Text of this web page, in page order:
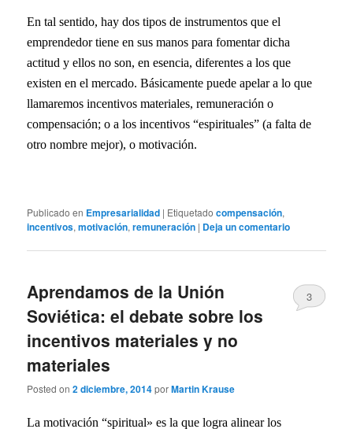
En tal sentido, hay dos tipos de instrumentos que el
emprendedor tiene en sus manos para fomentar dicha
actitud y ellos no son, en esencia, diferentes a los que
existen en el mercado. Básicamente puede apelar a lo que
llamaremos incentivos materiales, remuneración o
compensación; o a los incentivos “espirituales” (a falta de
otro nombre mejor), o motivación.
Publicado en Empresarialidad | Etiquetado compensación,
incentivos,motivación,remuneración | Deja un comentario
Aprendamos de la Unión
Soviética: el debate sobre los
incentivos materiales y no
materiales
Posted on2 diciembre, 2014porMartin Krause
3
La motivación “spiritual» es la que logra alinear los